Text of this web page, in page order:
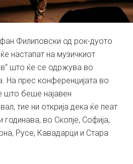
Филиповски од рок-дуото
настапат на музичкиот
што ќе се одржува во
На прес конференцијата во
што беше најавен
тие ни открија дека ќе пеат
годинава, во Скопје, Софија,
Русе, Кавадарци и Стара